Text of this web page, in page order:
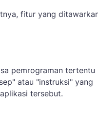
fitur yang
pemrograman tertentu
atau "instruksi" yang
tersebut.